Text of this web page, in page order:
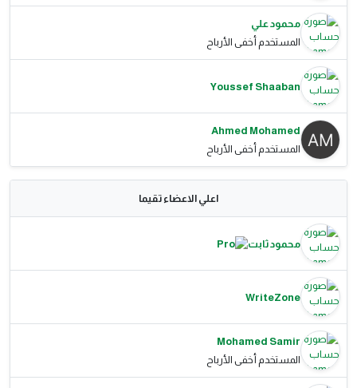
محمود علي
المستخدم أخفى الأرباح
Youssef Shaaban
Ahmed Mohamed
المستخدم أخفى الأرباح
اعلي الاعضاء تقيما
محمود ثابت
WriteZone
Mohamed Samir
المستخدم أخفى الأرباح